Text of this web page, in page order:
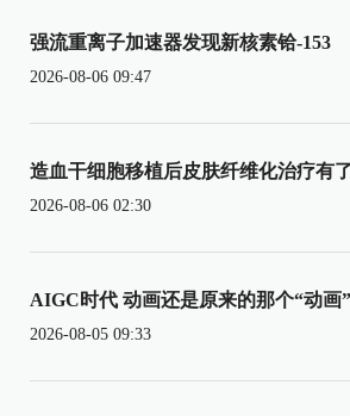
强流重离子加速器发现新核素铪-153
2026-08-06 09:47
造血干细胞移植后皮肤纤维化治疗有
2026-08-06 02:30
AIGC时代 动画还是原来的那个“动画
2026-08-05 09:33